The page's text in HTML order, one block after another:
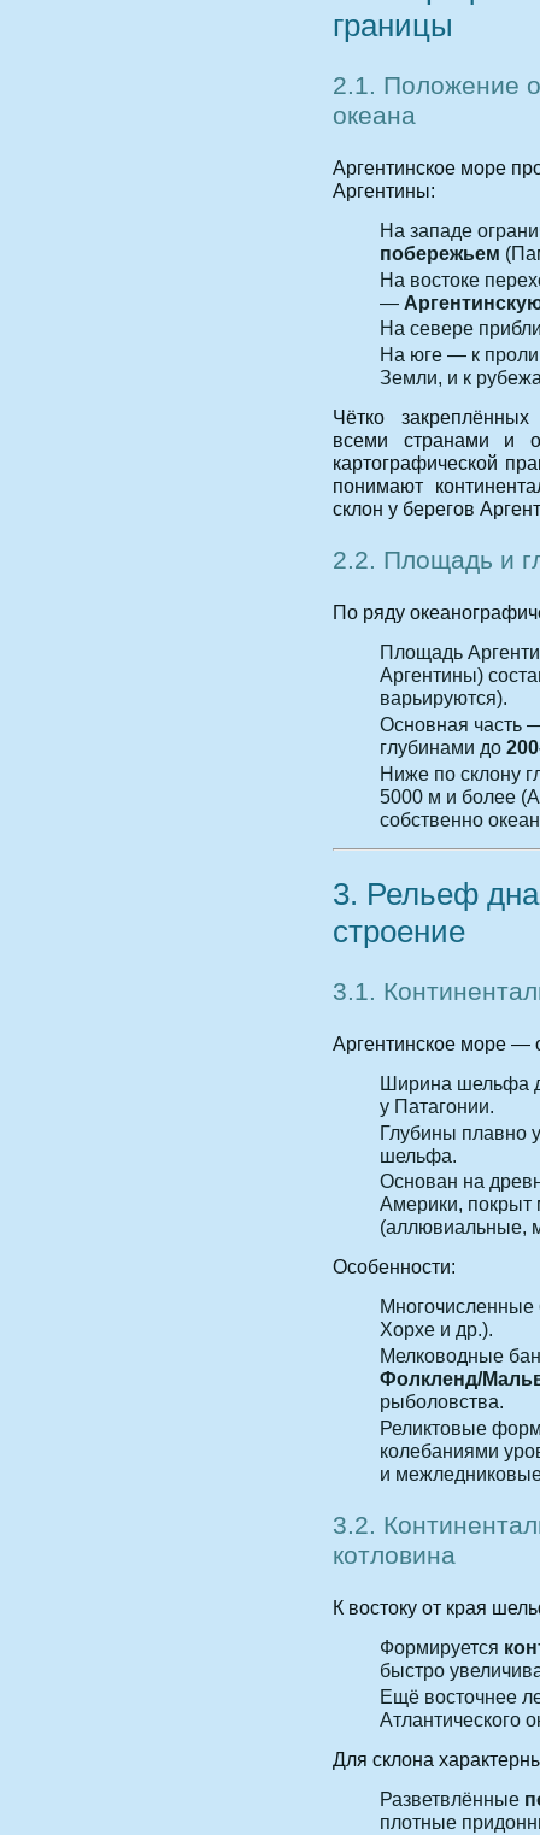
границы
2.1. Положение
океана
Аргентинское море
Аргентины:
На западе
побережьем
На востоке
—
На севере
На юге — к
Земли, и к
Чётко
всеми странами и
картографической
понимают
склон у берегов
2.2. Площадь и
По ряду
Площадь
Аргентины)
варьируются).
Основная часть
глубинами до
Ниже по склону
5000 м и более
собственно
3. Рельеф дна
строение
3.1.
Аргентинское море —
Ширина шельфа
у Патагонии.
Глубины плавно
шельфа.
Основан на
Америки,
(аллювиальные,
Особенности:
Многочисленные
Хорхе и др.).
Мелководные
Фолкленд/
рыболовства.
Реликтовые
колебаниями
и
3.2.
котловина
К востоку от края
Формируется
быстро
Ещё восточнее
Атлантического
Для склона
Разветвлённые
плотные